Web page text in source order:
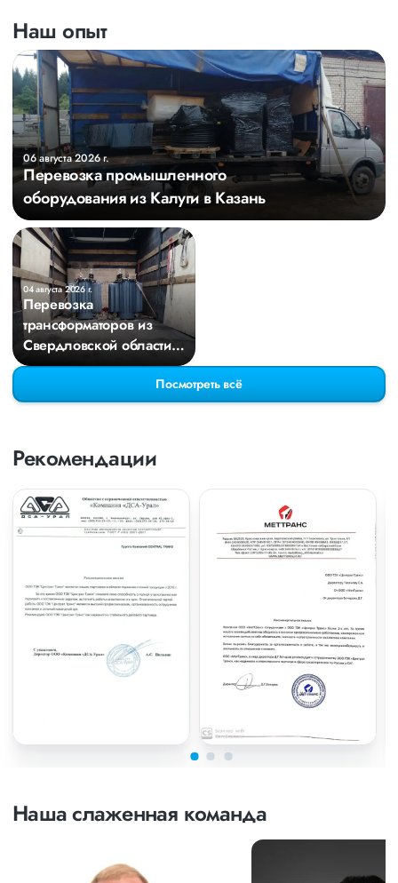
Наш опыт
06 августа 2026 г.
Перевозка промышленного
оборудования из Калуги в Казань
04 августа 2026 г.
Перевозка
трансформаторов из
Свердловской области в
Киров
Посмотреть всё
Рекомендации
Наша слаженная команда